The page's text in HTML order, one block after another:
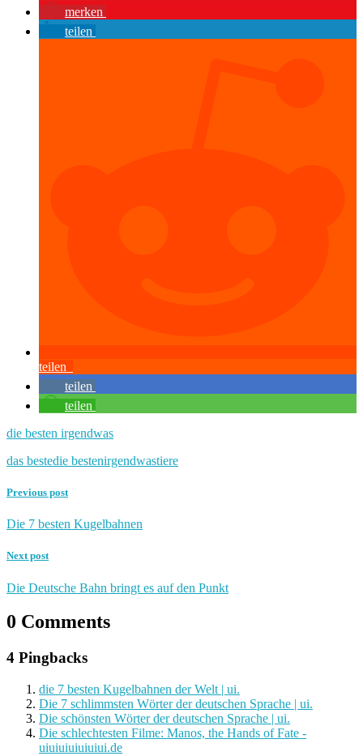
merken
teilen
teilen
teilen
teilen
die besten irgendwas
das bestedie bestenirgendwastiere
Previous post
Die 7 besten Kugelbahnen
Next post
Die Deutsche Bahn bringt es auf den Punkt
0 Comments
4 Pingbacks
die 7 besten Kugelbahnen der Welt | ui.
Die 7 schlimmsten Wörter der deutschen Sprache | ui.
Die schönsten Wörter der deutschen Sprache | ui.
Die schlechtesten Filme: Manos, the Hands of Fate -
uiuiuiuiuiuiui.de